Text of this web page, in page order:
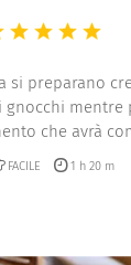
si preparano
gnocchi mentre
che avrà
FACILE 1 h 20 m